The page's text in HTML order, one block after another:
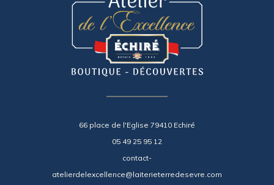
66 place de l'Eglise 79410 Echiré
05 49 25 95 12
contact-
atelierdelexcellence@laiterieterredesevre.com